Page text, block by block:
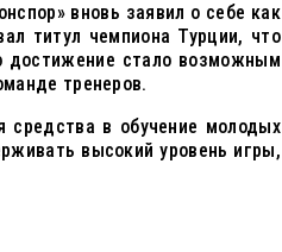
вновь заявил о себе как
титул чемпиона Турции, что
достижение стало возможным
тренеров.
в обучение молодых
высокий уровень игры,